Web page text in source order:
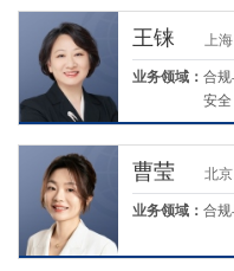
王铼 上海
业务领域： 合
安全
曹莹 北京
业务领域： 合